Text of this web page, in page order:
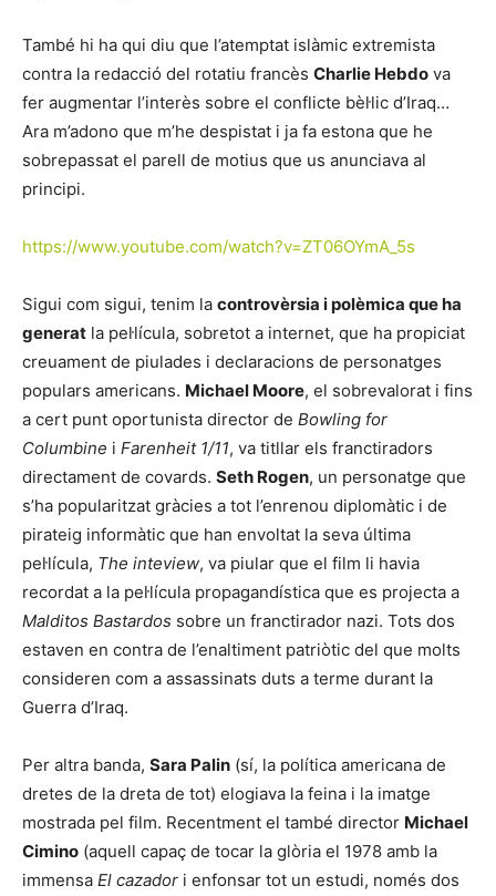
També hi ha qui diu que l’atemptat islàmic extremista
contra la redacció del rotatiu francès Charlie Hebdo va
fer augmentar l’interès sobre el conflicte bèl·lic d’Iraq…
Ara m’adono que m’he despistat i ja fa estona que he
sobrepassat el parell de motius que us anunciava al
principi.
https://www.youtube.com/watch?v=ZT06OYmA_5s
Sigui com sigui, tenim la controvèrsia i polèmica que ha
generat la pel·lícula, sobretot a internet, que ha propiciat
creuament de piulades i declaracions de personatges
populars americans. Michael Moore, el sobrevalorat i fins
a cert punt oportunista director de Bowling for
Columbine i Farenheit 1/11, va titllar els franctiradors
directament de covards. Seth Rogen, un personatge que
s’ha popularitzat gràcies a tot l’enrenou diplomàtic i de
pirateig informàtic que han envoltat la seva última
pel·lícula, The inteview, va piular que el film li havia
recordat a la pel·lícula propagandística que es projecta a
Malditos Bastardos sobre un franctirador nazi. Tots dos
estaven en contra de l’enaltiment patriòtic del que molts
consideren com a assassinats duts a terme durant la
Guerra d’Iraq.
Per altra banda, Sara Palin (sí, la política americana de
dretes de la dreta de tot) elogiava la feina i la imatge
mostrada pel film. Recentment el també director Michael
Cimino (aquell capaç de tocar la glòria el 1978 amb la
immensa El cazador i enfonsar tot un estudi, només dos